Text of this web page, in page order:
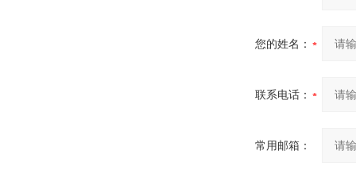
您的姓名：
联系电话：
常用邮箱：